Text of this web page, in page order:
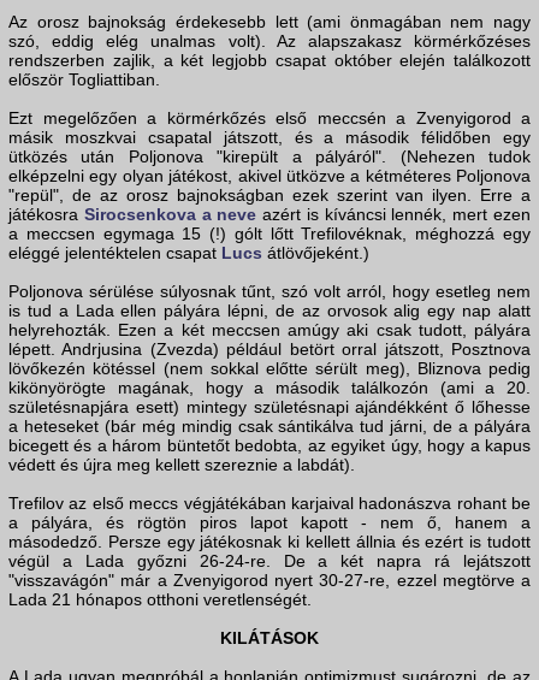
Az orosz bajnokság érdekesebb lett (ami önmagában nem nagy
szó, eddig elég unalmas volt). Az alapszakasz körmérkőzéses
rendszerben zajlik, a két legjobb csapat október elején találkozott
először Togliattiban.
Ezt megelőzően a körmérkőzés első meccsén a Zvenyigorod a
másik moszkvai csapatal játszott, és a második félidőben egy
ütközés után Poljonova "kirepült a pályáról". (Nehezen tudok
elképzelni egy olyan játékost, akivel ütközve a kétméteres Poljonova
"repül", de az orosz bajnokságban ezek szerint van ilyen. Erre a
játékosra Sirocsenkova a neve azért is kíváncsi lennék, mert ezen
a meccsen egymaga 15 (!) gólt lőtt Trefilovéknak, méghozzá egy
eléggé jelentéktelen csapat Lucs átlövőjeként.)
Poljonova sérülése súlyosnak tűnt, szó volt arról, hogy esetleg nem
is tud a Lada ellen pályára lépni, de az orvosok alig egy nap alatt
helyrehozták. Ezen a két meccsen amúgy aki csak tudott, pályára
lépett. Andrjusina (Zvezda) például betört orral játszott, Posztnova
lövőkezén kötéssel (nem sokkal előtte sérült meg), Bliznova pedig
kikönyörögte magának, hogy a második találkozón (ami a 20.
születésnapjára esett) mintegy születésnapi ajándékként ő lőhesse
a heteseket (bár még mindig csak sántikálva tud járni, de a pályára
bicegett és a három büntetőt bedobta, az egyiket úgy, hogy a kapus
védett és újra meg kellett szereznie a labdát).
Trefilov az első meccs végjátékában karjaival hadonászva rohant be
a pályára, és rögtön piros lapot kapott - nem ő, hanem a
másodedző. Persze egy játékosnak ki kellett állnia és ezért is tudott
végül a Lada győzni 26-24-re. De a két napra rá lejátszott
"visszavágón" már a Zvenyigorod nyert 30-27-re, ezzel megtörve a
Lada 21 hónapos otthoni veretlenségét.
KILÁTÁSOK